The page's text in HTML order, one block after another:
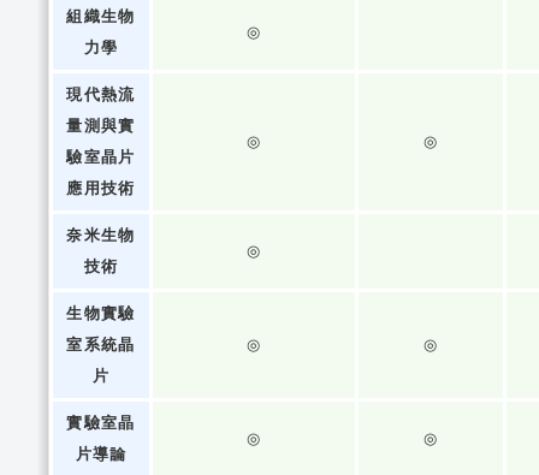
組織生物
力學
◎
現代熱流
量測與實
驗室晶片
應用技術
◎ ◎
奈米生物
技術
◎
生物實驗
室系統晶
片
◎ ◎
實驗室晶
片導論
◎ ◎